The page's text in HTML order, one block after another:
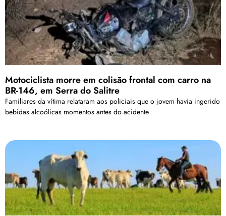
Motociclista morre em colisão frontal com carro na
BR-146, em Serra do Salitre
Familiares da vítima relataram aos policiais que o jovem havia ingerido
bebidas alcoólicas momentos antes do acidente